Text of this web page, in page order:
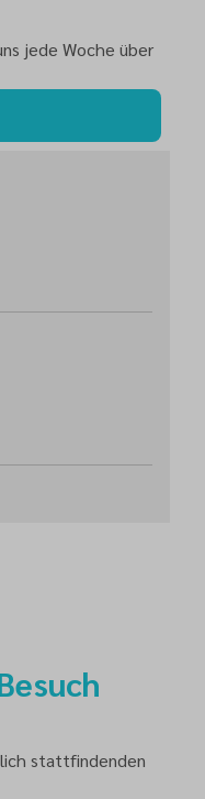
jede Woche über
stattfindenden